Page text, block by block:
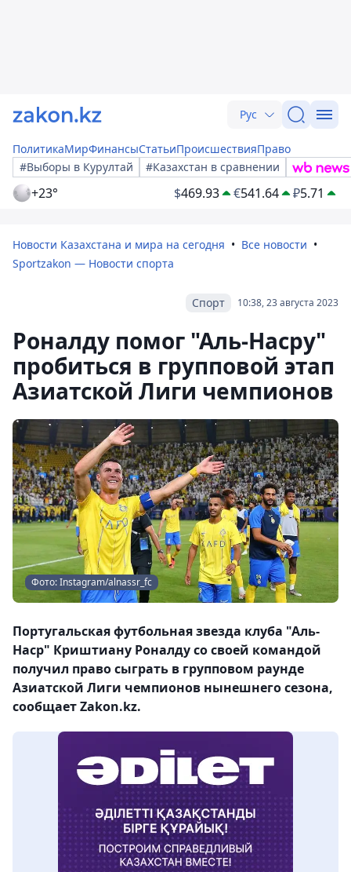
Рус
ПолитикаМирФинансыСтатьиПроисшествияПраво
#Выборы в Курултай
#Казахстан в сравнении
+23° $469.93 €541.64 ₽5.71
Новости Казахстана и мира на сегодня
Все новости
Sportzakon — Новости спорта
10:38, 23 августа 2023
Спорт
Роналду помог "Аль-Насру"
пробиться в групповой этап
Азиатской Лиги чемпионов
Фото: Instagram/alnassr_fc
Португальская футбольная звезда клуба "Аль-
Наср" Криштиану Роналду со своей командой
получил право сыграть в групповом раунде
Азиатской Лиги чемпионов нынешнего сезона,
сообщает Zakon.kz.